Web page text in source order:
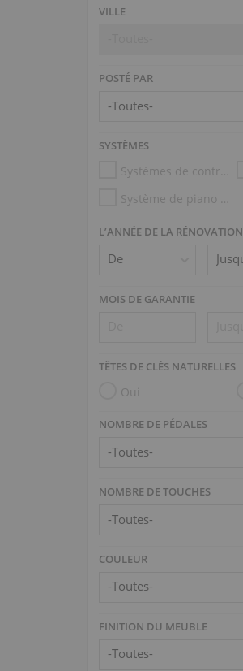
VILLE
POSTÉ PAR
SYSTÈMES
Systèmes de contrôle d’humidité
Système de piano mécanique (p.ex. Disklavier, PianoDisc)
L’ANNÉE DE LA RÉNOVATION
MOIS DE GARANTIE
TÊTES DE CLÉS NATURELLES
Oui
NOMBRE DE PÉDALES
NOMBRE DE TOUCHES
COULEUR
FINITION DU MEUBLE